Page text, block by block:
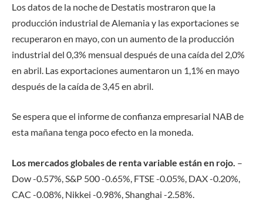
Los datos de la noche de Destatis mostraron que la
producción industrial de Alemania y las exportaciones se
recuperaron en mayo, con un aumento de la producción
industrial del 0,3% mensual después de una caída del 2,0%
en abril. Las exportaciones aumentaron un 1,1% en mayo
después de la caída de 3,45 en abril.
Se espera que el informe de confianza empresarial NAB de
esta mañana tenga poco efecto en la moneda.
Los mercados globales de renta variable están en rojo. –
Dow -0.57%, S&P 500 -0.65%, FTSE -0.05%, DAX -0.20%,
CAC -0.08%, Nikkei -0.98%, Shanghai -2.58%.